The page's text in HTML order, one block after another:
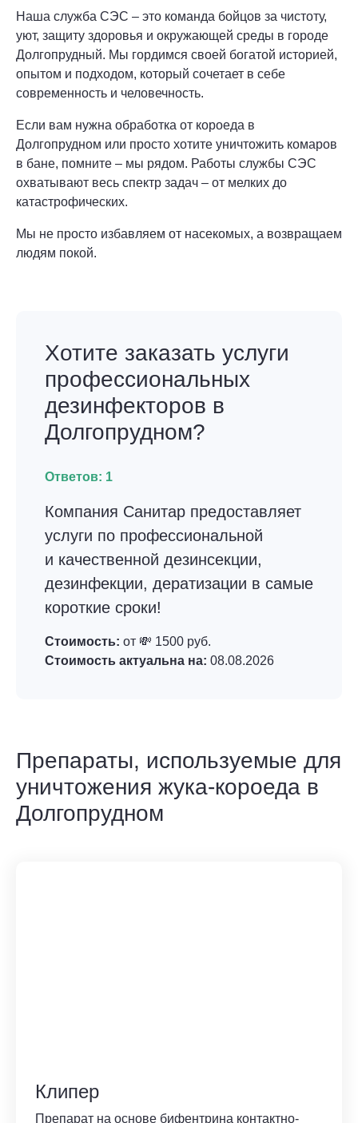
Наша служба СЭС – это команда бойцов за чистоту,
уют, защиту здоровья и окружающей среды в городе
Долгопрудный. Мы гордимся своей богатой историей,
опытом и подходом, который сочетает в себе
современность и человечность.
Если вам нужна обработка от короеда в
Долгопрудном или просто хотите уничтожить комаров
в бане, помните – мы рядом. Работы службы СЭС
охватывают весь спектр задач – от мелких до
катастрофических.
Мы не просто избавляем от насекомых, а возвращаем
людям покой.
Хотите заказать услуги
профессиональных
дезинфекторов в
Долгопрудном?
Ответов: 1
Компания Санитар предоставляет
услуги по профессиональной
и качественной дезинсекции,
дезинфекции, дератизации в самые
короткие сроки!
Стоимость: от 💸 1500 руб.
Стоимость актуальна на: 08.08.2026
Препараты, используемые для
уничтожения жука-короеда в
Долгопрудном
Клипер
Препарат на основе бифентрина контактно-